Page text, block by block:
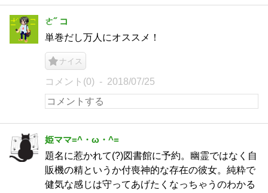
ㄜ˝ コ
単巻だし万人にオススメ！
ナイス
コメント(0) 2018/07/25
姫ママ=^・ω・^=
題名に惹かれて(?)図書館に予約。幽霊ではなく自
販機の精というか付喪神的な存在の彼女。純粋で
健気な感じは守ってあげたくなっちゃうのわかる